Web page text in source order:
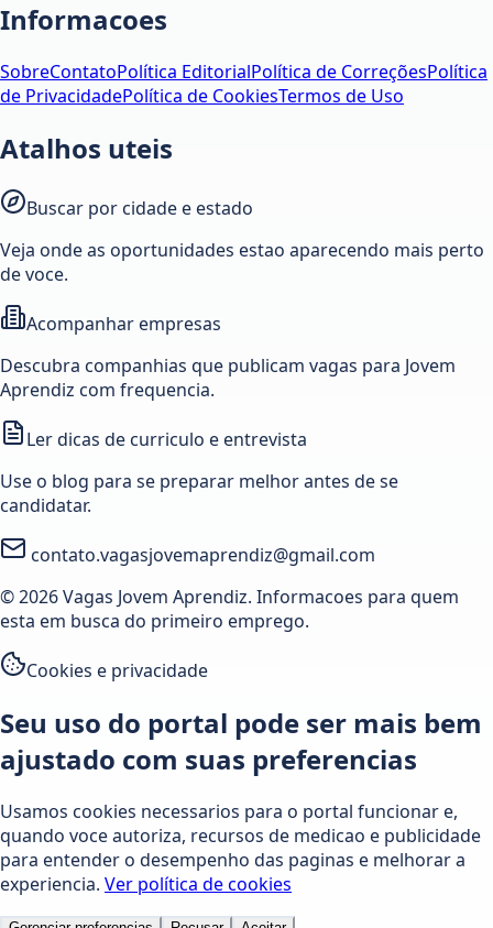
Informacoes
SobreContatoPolítica EditorialPolítica de CorreçõesPolítica
de PrivacidadePolítica de CookiesTermos de Uso
Atalhos uteis
Buscar por cidade e estado
Veja onde as oportunidades estao aparecendo mais perto
de voce.
Acompanhar empresas
Descubra companhias que publicam vagas para Jovem
Aprendiz com frequencia.
Ler dicas de curriculo e entrevista
Use o blog para se preparar melhor antes de se
candidatar.
contato.vagasjovemaprendiz@gmail.com
© 2026 Vagas Jovem Aprendiz. Informacoes para quem
esta em busca do primeiro emprego.
Cookies e privacidade
Seu uso do portal pode ser mais bem
ajustado com suas preferencias
Usamos cookies necessarios para o portal funcionar e,
quando voce autoriza, recursos de medicao e publicidade
para entender o desempenho das paginas e melhorar a
experiencia. Ver política de cookies